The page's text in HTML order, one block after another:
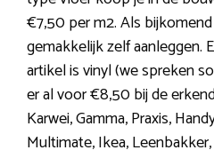
€7,50 per m2. Als
gemakkelijk zelf aanleggen.
artikel is vinyl (we spreken
er al voor €8,50 bij de
Karwei, Gamma, Praxis,
Multimate, Ikea,